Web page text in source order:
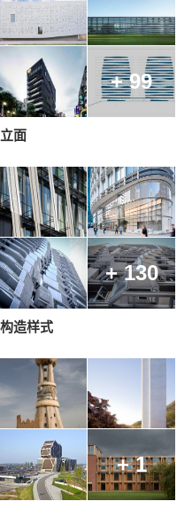
+ 99
立面
+ 130
构造样式
+ 1